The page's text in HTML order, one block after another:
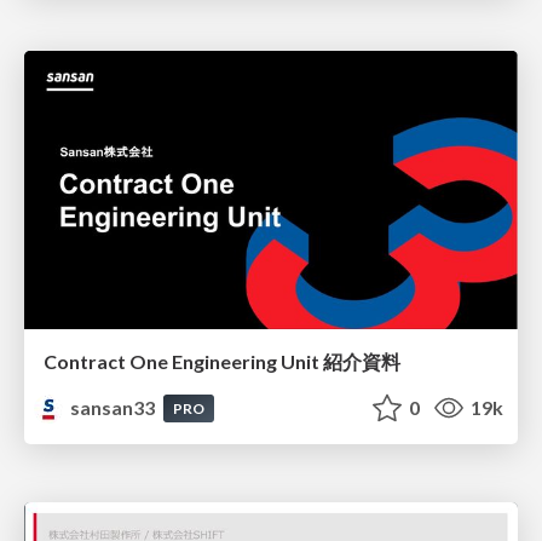
Contract One Engineering Unit 紹介資料
sansan33
PRO 0 19k